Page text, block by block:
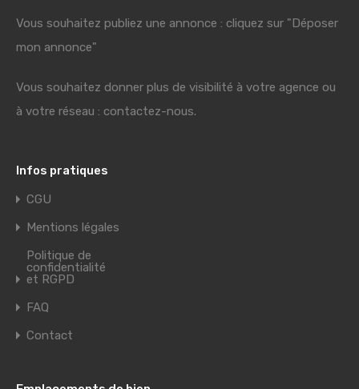
Vous souhaitez publiez une annonce : cliquez sur "Déposer
mon annonce"
Vous souhaitez donner plus de visibilité à votre agence ou
à votre réseau : contactez-nous.
Infos pratiques
CGU
Mentions légales
Politique de
confidentialité
et RGPD
FAQ
Contact